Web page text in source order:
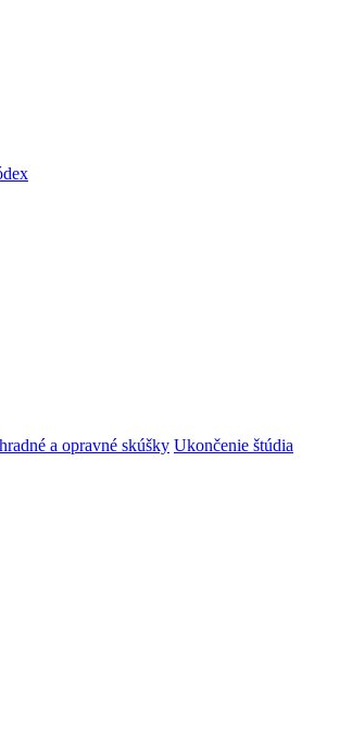
a opravné skúšky Ukončenie štúdia